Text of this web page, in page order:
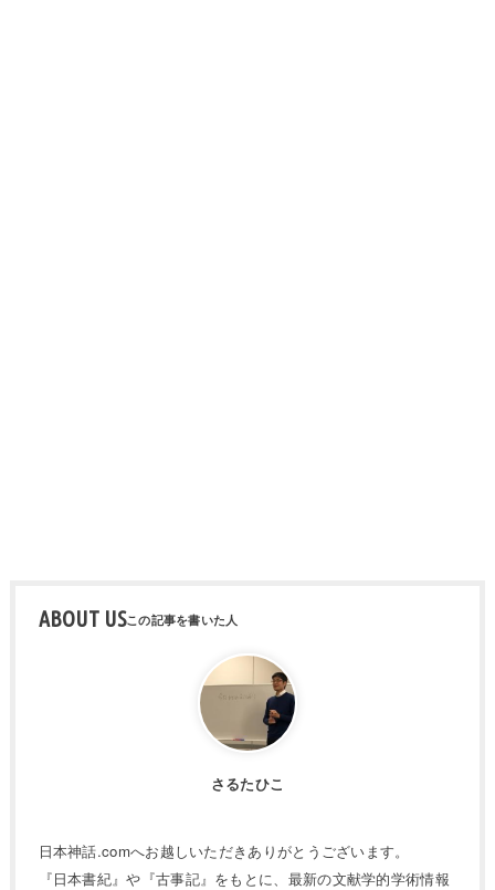
ABOUT US
さるたひこ
日本神話.comへお越しいただきありがとうございます。
『日本書紀』や『古事記』をもとに、最新の文献学的学術情報